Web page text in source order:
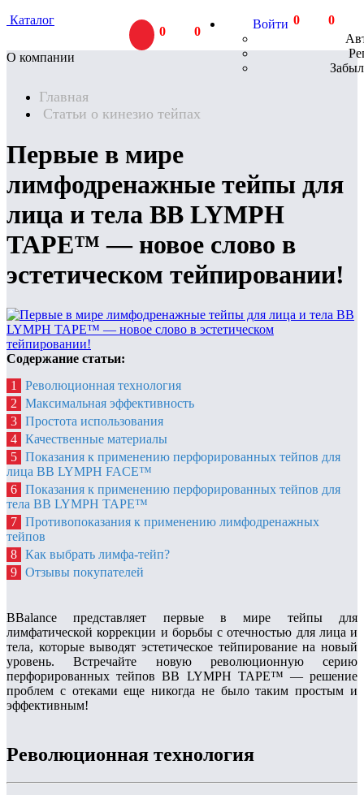
Войти 0 0
Каталог
0
0 Р
Главная
Статьи о кинезио тейпах
Первые в мире
лимфодренажные тейпы для
лица и тела BB LYMPH
TAPE™ — новое слово в
эстетическом тейпировании!
Содержание статьи:
1
Революционная технология
2
Максимальная эффективность
3 Простота использования
4 Качественные материалы
5 Показания к применению перфорированных тейпов для
лица BB LYMPH FACE™
6 Показания к применению перфорированных тейпов для
тела BB LYMPH TAPE™
7 Противопоказания к применению лимфодренажных
тейпов
8 Как выбрать лимфа-тейп?
9 Отзывы покупателей
BBalance представляет первые в мире тейпы для
лимфатической коррекции и борьбы с отечностью для лица и
тела, которые выводят эстетическое тейпирование на новый
уровень. Встречайте новую революционную серию
перфорированных тейпов BB LYMPH TAPE™ — решение
проблем с отеками еще никогда не было таким простым и
эффективным!
Революционная технология
О компании